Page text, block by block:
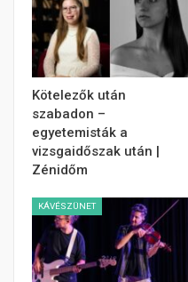
Kötelezők után
szabadon –
egyetemisták a
vizsgaidőszak után |
Zénidőm
KÁVÉSZÜNET